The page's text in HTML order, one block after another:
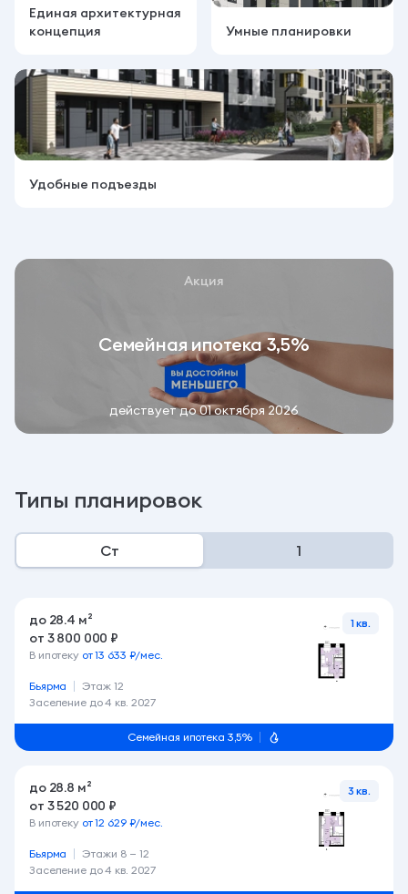
Единая архитектурная
концепция
Умные планировки
Удобные подъезды
Акция
Семейная ипотека 3,5%
действует до 01 октября 2026
Типы планировок
Ст 1
до 28.4 м²
от 3 800 000 ₽
В ипотеку от 13 633 ₽/мес.
Заселение до4 кв. 2027
Бьярма Этаж 12
1 кв.
Семейная ипотека 3,5%
до 28.8 м²
от 3 520 000 ₽
В ипотеку от 12 629 ₽/мес.
Заселение до4 кв. 2027
Бьярма Этажи 8 — 12
3 кв.